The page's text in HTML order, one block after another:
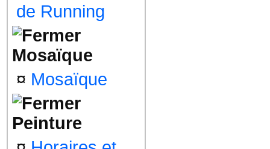
de Running
Mosaïque
¤ Mosaïque
Peinture